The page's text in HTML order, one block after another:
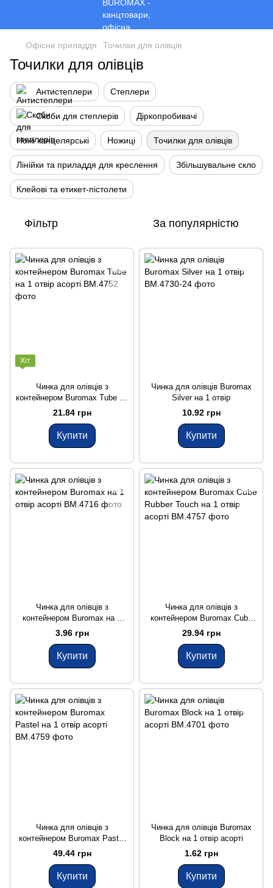
Офісне приладдя Точилки для олівців
Точилки для олівців
Антистеплери Степлери
Скоби для степлерів Діркопробивачі
Ножі канцелярські Ножиці Точилки для олівців
Лінійки та приладдя для креслення Збільшувальне скло
Клейові та етикет-пістолети
Фільтр За популярністю
Хіт
Чинка для олівців з
контейнером Buromax Tube на
1 отвір асорті
21.84 грн
Купити
Чинка для олівців Buromax
Silver на 1 отвір
10.92 грн
Купити
Чинка для олівців з
контейнером Buromax на 1
отвір асорті
3.96 грн
Купити
Чинка для олівців з
контейнером Buromax Cube
Rubber Touch на 1 отвір асорті
29.94 грн
Купити
Чинка для олівців з
контейнером Buromax Pastel
на 1 отвір асорті
49.44 грн
Купити
Чинка для олівців Buromax
Block на 1 отвір асорті
1.62 грн
Купити